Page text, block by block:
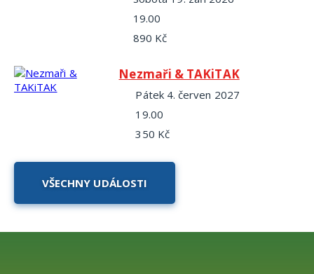
19.00
890 Kč
Nezmaři & TAKiTAK
pátek 4. červen 2027
19.00
350 Kč
VŠECHNY UDÁLOSTI